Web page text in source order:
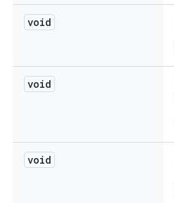
void
void
void